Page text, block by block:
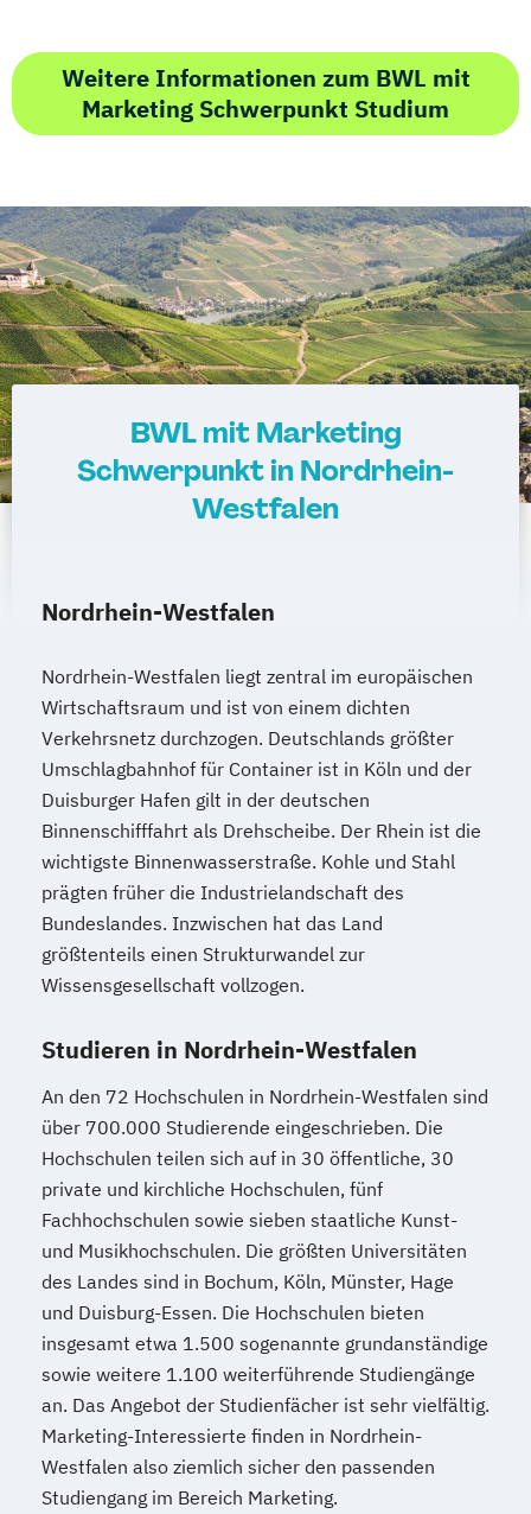
Weitere Informationen zum BWL mit
Marketing Schwerpunkt Studium
BWL mit Marketing
Schwerpunkt in Nordrhein-
Westfalen
Nordrhein-Westfalen
Nordrhein-Westfalen liegt zentral im europäischen
Wirtschaftsraum und ist von einem dichten
Verkehrsnetz durchzogen. Deutschlands größter
Umschlagbahnhof für Container ist in Köln und der
Duisburger Hafen gilt in der deutschen
Binnenschifffahrt als Drehscheibe. Der Rhein ist die
wichtigste Binnenwasserstraße. Kohle und Stahl
prägten früher die Industrielandschaft des
Bundeslandes. Inzwischen hat das Land
größtenteils einen Strukturwandel zur
Wissensgesellschaft vollzogen.
Studieren in Nordrhein-Westfalen
An den 72 Hochschulen in Nordrhein-Westfalen sind
über 700.000 Studierende eingeschrieben. Die
Hochschulen teilen sich auf in 30 öffentliche, 30
private und kirchliche Hochschulen, fünf
Fachhochschulen sowie sieben staatliche Kunst-
und Musikhochschulen. Die größten Universitäten
des Landes sind in Bochum, Köln, Münster, Hage
und Duisburg-Essen. Die Hochschulen bieten
insgesamt etwa 1.500 sogenannte grundanständige
sowie weitere 1.100 weiterführende Studiengänge
an. Das Angebot der Studienfächer ist sehr vielfältig.
Marketing-Interessierte finden in Nordrhein-
Westfalen also ziemlich sicher den passenden
Studiengang im Bereich Marketing.